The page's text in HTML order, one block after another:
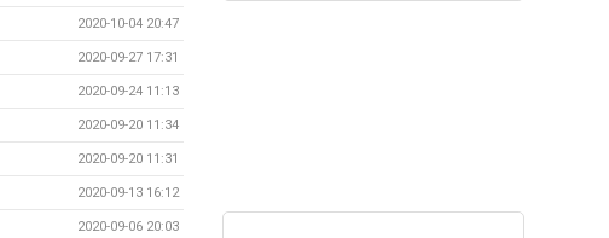
2020-10-04 20:47
2020-09-27 17:31
2020-09-24 11:13
2020-09-20 11:34
2020-09-20 11:31
2020-09-13 16:12
2020-09-06 20:03